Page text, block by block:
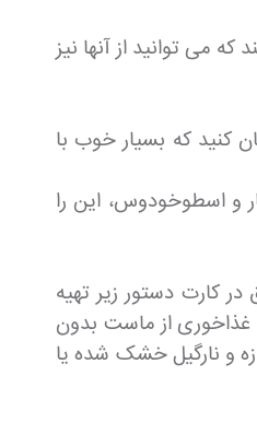
می توانید از آنها نیز
کنید که بسیار خوب با
و اسطوخودوس، این را
کارت دستور زیر تهیه
( 2 تا 3 سانتی متر) برش دهید. سپس در یک بشقاب قرار دهید و مانند پیتزا به صورت قاچ برش دهید.1 قاشق غذاخوری از ماست بدون
و نارگیل خشک شده یا